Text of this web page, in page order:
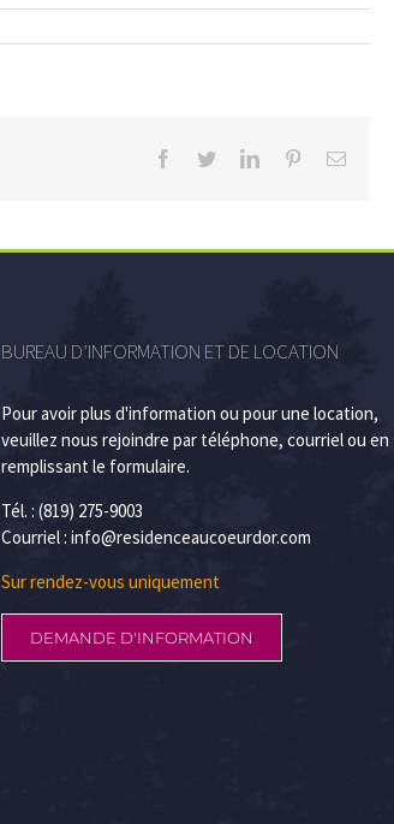
Facebook
TwitterLinkedInPinterestEmail
BUREAU D’INFORMATION ET DE LOCATION
Pour avoir plus d'information ou pour une location,
veuillez nous rejoindre par téléphone, courriel ou en
remplissant le formulaire.
Tél. : (819) 275-9003
Courriel :info@residenceaucoeurdor.com
Sur rendez-vous uniquement
DEMANDE D'INFORMATION